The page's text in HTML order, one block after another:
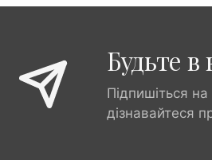
Будьте в
Підпишіться
дізнавайтеся